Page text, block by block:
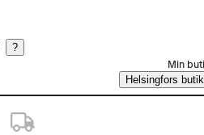
?
Min
Helsingfors butik